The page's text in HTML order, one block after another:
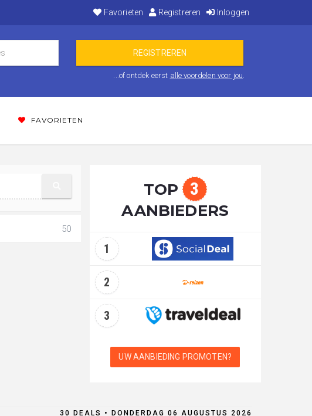
Favorieten Registreren Inloggen
...of ontdek eerst alle voordelen voor jou.
FAVORIETEN
50
TOP 3
AANBIEDERS
1
2
3
UW AANBIEDING PROMOTEN?
30 DEALS • DONDERDAG 06 AUGUSTUS 2026